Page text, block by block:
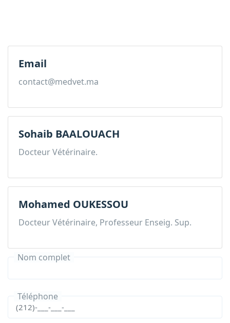
Email
contact@medvet.ma
Sohaib BAALOUACH
Docteur Vétérinaire.
Mohamed OUKESSOU
Docteur Vétérinaire, Professeur Enseig. Sup.
Nom complet
Téléphone